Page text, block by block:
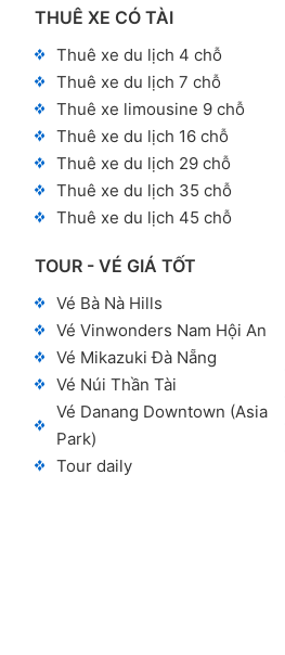
THUÊ XE CÓ TÀI
Thuê xe du lịch 4 chỗ
Thuê xe du lịch 7 chỗ
Thuê xe limousine 9 chỗ
Thuê xe du lịch 16 chỗ
Thuê xe du lịch 29 chỗ
Thuê xe du lịch 35 chỗ
Thuê xe du lịch 45 chỗ
TOUR - VÉ GIÁ TỐT
Vé Bà Nà Hills
Vé Vinwonders Nam Hội An
Vé Mikazuki Đà Nẵng
Vé Núi Thần Tài
Vé Danang Downtown (Asia
Park)
Tour daily